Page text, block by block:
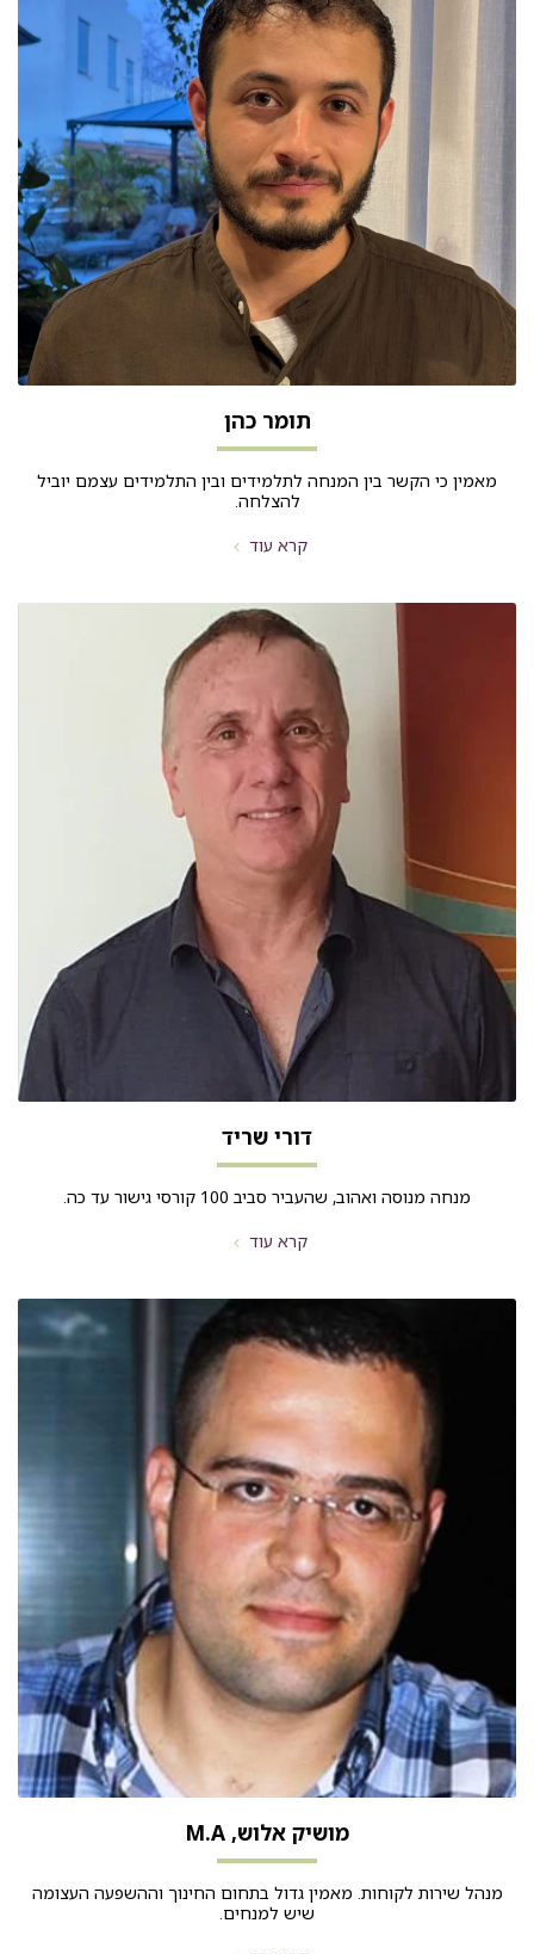
תומר כהן
מאמין כי הקשר בין המנחה לתלמידים ובין התלמידים עצמם יוביל
להצלחה.
קרא עוד
דורי שריד
מנחה מנוסה ואהוב, שהעביר סביב 100 קורסי גישור עד כה.
קרא עוד
מושיק אלוש, M.A
מנהל שירות לקוחות. מאמין גדול בתחום החינוך וההשפעה העצומה
שיש למנחים.